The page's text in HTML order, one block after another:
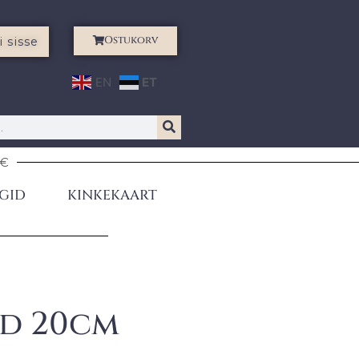
sisse Ostukorv
EN ET
KINKEKAART
20cm